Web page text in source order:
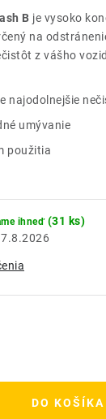
B je vysoko
na
z vášho
najodolnejšie
umývanie
použitia
ihneď (31 ks)
7.8.2026
DO KOŠÍKA